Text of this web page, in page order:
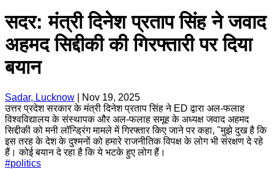
सदर: मंत्री दिनेश प्रताप सिंह ने जवाद
अहमद सिद्दीकी की गिरफ्तारी पर दिया
बयान
Sadar, Lucknow
Nov 19, 2025
उत्तर प्रदेश सरकार के मंत्री दिनेश प्रताप सिंह ने ED द्वारा अल-फलाह
विश्वविद्यालय के संस्थापक और अल-फलाह समूह के अध्यक्ष जवाद अहमद
सिद्दीकी को मनी लॉन्ड्रिंग मामले में गिरफ्तार किए जाने पर कहा, "मुझे दुख है कि
इस तरह के देश के दुश्मनों को हमारे राजनीतिक विपक्ष के लोग भी संरक्षण दे रहे
हैं। कोई बयान दे रहा है कि ये भटके हुए लोग हैं।
#politics